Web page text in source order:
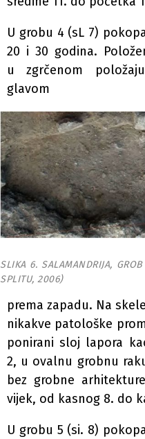
U grobu 4 (sL 7)
20 i 30 godina.
u zgrčenom
glavom
SLIKA 6. SALAMANDRIJA,
SPLITU, 2006)
prema zapadu. Na
nikakve patološke
ponirani sloj lapora
2, u ovalnu grobnu
bez grobne
vijek, od kasnog 8. do
U grobu 5 (si. 8)